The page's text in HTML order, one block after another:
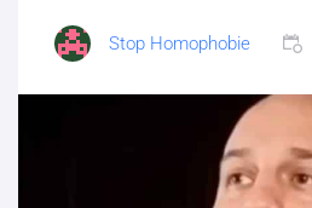
Stop Homophobie